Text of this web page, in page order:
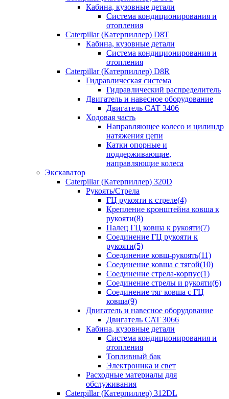
Кабина, кузовные детали
Система кондиционирования и
отопления
Caterpillar (Катерпиллер) D8T
Кабина, кузовные детали
Система кондиционирования и
отопления
Caterpillar (Катерпиллер) D8R
Гидравлическая система
Гидравлический распределитель
Двигатель и навесное оборудование
Двигатель CAT 3406
Ходовая часть
Направляющее колесо и цилиндр
натяжения цепи
Катки опорные и
поддерживающие,
направляющие колеса
Экскаватор
Caterpillar (Катерпиллер) 320D
Рукоять/Стрела
ГЦ рукояти к стреле(4)
Крепление кронштейна ковша к
рукояти(8)
Палец ГЦ ковша к рукояти(7)
Соединение ГЦ рукояти к
рукояти(5)
Соединение ковш-рукоять(11)
Соединение ковша с тягой(10)
Соединение стрела-корпус(1)
Соединение стрелы и рукояти(6)
Соединение тяг ковша с ГЦ
ковша(9)
Двигатель и навесное оборудование
Двигатель CAT 3066
Кабина, кузовные детали
Система кондиционирования и
отопления
Топливный бак
Электроника и свет
Расходные материалы для
обслуживания
Caterpillar (Катерпиллер) 312DL